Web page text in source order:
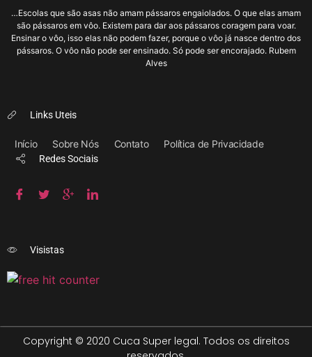
…Escolas que são asas não amam pássaros engaiolados. O que elas amam
são pássaros em vôo. Existem para dar aos pássaros coragem para voar.
Ensinar o vôo, isso elas não podem fazer, porque o vôo já nasce dentro dos
pássaros. O vôo não pode ser ensinado. Só pode ser encorajado. Rubem
Alves
Links Uteis
Início Sobre Nós Contato Política de Privacidade
Redes Sociais
Visistas
Copyright © 2020 Cuca Super legal. Todos os direitos